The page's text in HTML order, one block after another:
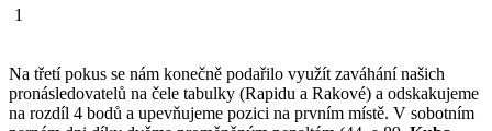
1
Na třetí pokus se nám konečně podařilo využít zaváhání našich
pronásledovatelů na čele tabulky (Rapidu a Rakové) a odskakujeme
na rozdíl 4 bodů a upevňujeme pozici na prvním místě. V sobotním